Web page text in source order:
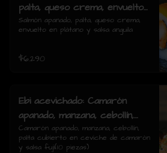
palta, queso crema, envuelto
en plátano y salsa anguila(10
rolls)
Salmón apanado, palta, queso crema,
envuelto en plátano y salsa anguila
$6.290
Ebi acevichado: Camarón
apanado, manzana, cebollín,
palta cubierto en ceviche de
camarón y salsa fuji(10
Camarón apanado, manzana, cebollín,
palta cubierto en ceviche de camarón
y salsa fuji(10 piezas)